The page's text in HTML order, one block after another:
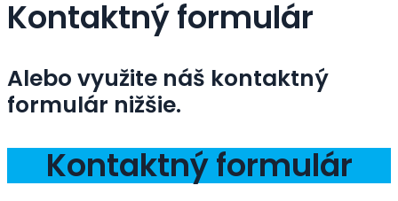
Kontaktný formulár
Alebo využite náš kontaktný
formulár nižšie.
Kontaktný formulár